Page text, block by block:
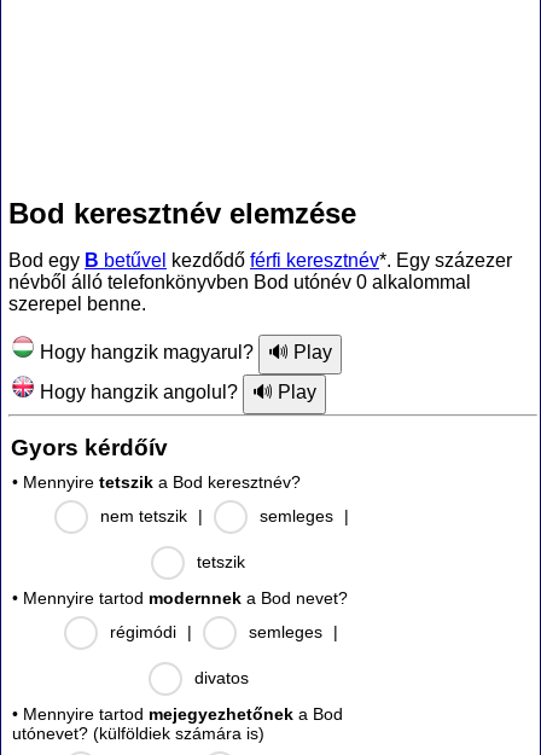
Bod keresztnév elemzése
Bod egy B betűvel kezdődő férfi keresztnév*. Egy százezer
névből álló telefonkönyvben Bod utónév 0 alkalommal
szerepel benne.
Hogy hangzik magyarul?
Hogy hangzik angolul?
Gyors kérdőív
• Mennyire tetszik a Bod keresztnév?
nem tetszik
| semleges |
tetszik
• Mennyire tartod modernnek a Bod nevet?
régimódi
| semleges |
divatos
• Mennyire tartod mejegyezhetőnek a Bod
utónevet? (külföldiek számára is)